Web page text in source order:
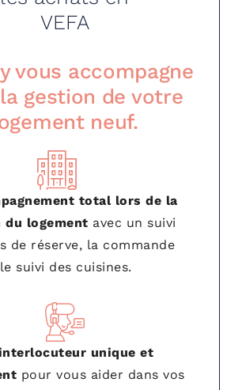
VEFA
vous accompagne
gestion de votre
neuf.
total lors de la
du logement avec un suivi
de réserve, la commande
suivi des cuisines.
unique et
pour vous aider dans vos